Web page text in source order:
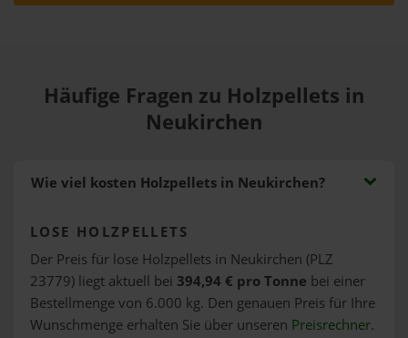
Häufige Fragen zu Holzpellets in
Neukirchen
Wie viel kosten Holzpellets in Neukirchen?
LOSE HOLZPELLETS
Der Preis für lose Holzpellets in Neukirchen (PLZ
23779) liegt aktuell bei 394,94 € pro Tonne bei einer
Bestellmenge von 6.000 kg. Den genauen Preis für Ihre
Wunschmenge erhalten Sie über unseren Preisrechner.